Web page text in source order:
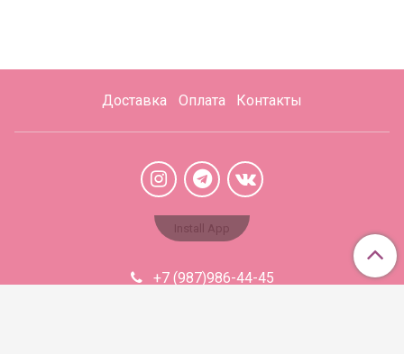
Доставка Оплата Контакты
+7 (987)986-44-45
Install App